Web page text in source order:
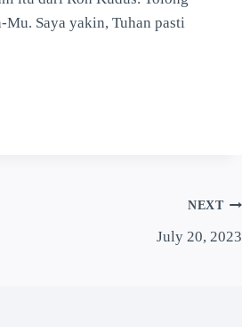
Saya yakin, Tuhan pasti
NEXT
July 20, 2023